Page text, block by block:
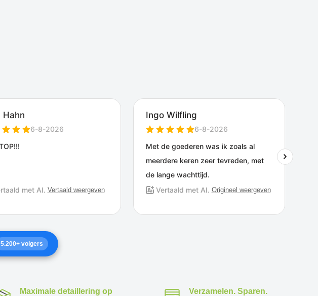
5.200+ volgers
Maximale detaillering op
Verzamelen. Sparen.